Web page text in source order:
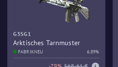
G3SG1
Arktisches Tarnmuster
FABRIKNEU 6.89%